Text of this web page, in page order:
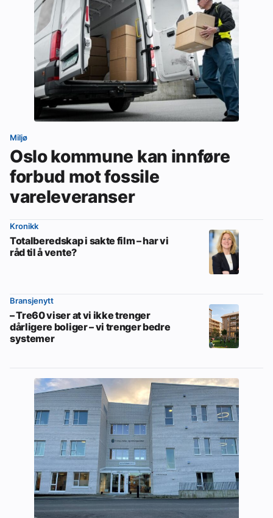
Miljø
Oslo kommune kan innføre
forbud mot fossile
vareleveranser
Kronikk
Totalberedskap i sakte film – har vi
råd til å vente?
Bransjenytt
– Tre60 viser at vi ikke trenger
dårligere boliger – vi trenger bedre
systemer